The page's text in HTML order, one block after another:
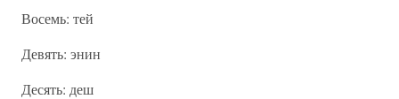
Восемь: тей
Девять: энин
Десять: деш